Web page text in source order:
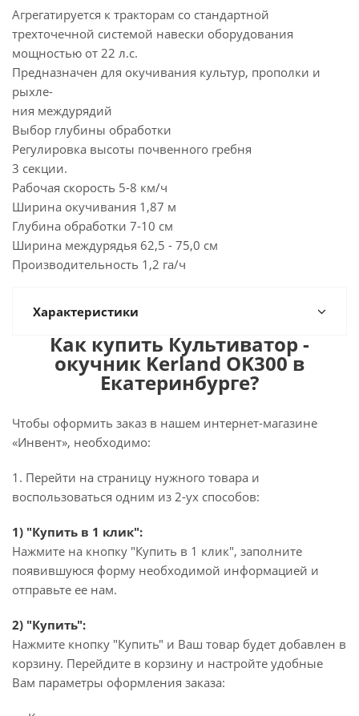
Агрегатируется к тракторам со стандартной
трехточечной системой навески оборудования
мощностью от 22 л.с.
Предназначен для окучивания культур, прополки и
рыхле-
ния междурядий
Выбор глубины обработки
Регулировка высоты почвенного гребня
3 секции.
Рабочая скорость 5-8 км/ч
Ширина окучивания 1,87 м
Глубина обработки 7-10 см
Ширина междурядья 62,5 - 75,0 см
Производительность 1,2 га/ч
Характеристики
Как купить Культиватор -
окучник Kerland OK300 в
Екатеринбурге?
Чтобы оформить заказ в нашем интернет-магазине
«Инвент», необходимо:
1. Перейти на страницу нужного товара и
воспользоваться одним из 2-ух способов:
1) "Купить в 1 клик":
Нажмите на кнопку "Купить в 1 клик", заполните
появившуюся форму необходимой информацией и
отправьте ее нам.
2) "Купить":
Нажмите кнопку "Купить" и Ваш товар будет добавлен в
корзину. Перейдите в корзину и настройте удобные
Вам параметры оформления заказа: